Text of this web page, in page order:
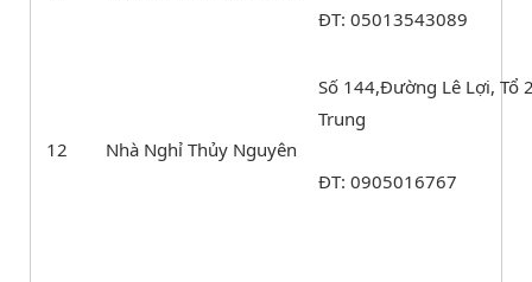
ĐT: 05013543089
12 Nhà Nghỉ Thủy Nguyên
Số 144,Đường Lê Lợi, Tổ
Trung
ĐT: 0905016767